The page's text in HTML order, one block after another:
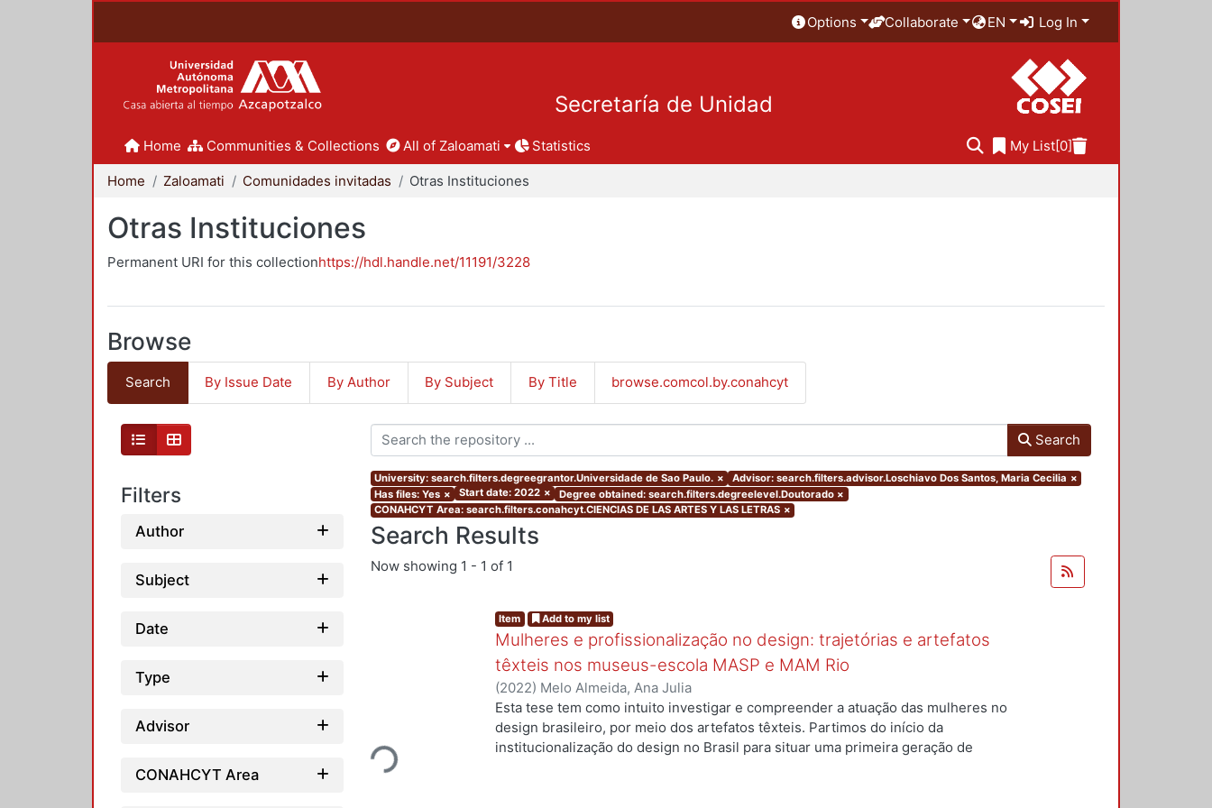
Options Collaborate EN Log In
Secretaría de Unidad
Home Communities & Collections All of Zaloamati Statistics My List[0]
Home Zaloamati Comunidades invitadas Otras Instituciones
Otras Instituciones
Permanent URI for this collectionhttps://hdl.handle.net/11191/3228
Browse
Search By Issue Date By Author By Subject By Title browse.comcol.by.conahcyt
Filters
Author
Subject
Date
Type
Advisor
CONAHCYT Area
Search
University: search.filters.degreegrantor.Universidade de Sao Paulo. × Advisor: search.filters.advisor.Loschiavo Dos Santos, Maria Cecilia ×
Has files: Yes × Start date: 2022 × Degree obtained: search.filters.degreelevel.Doutorado ×
CONAHCYT Area: search.filters.conahcyt.CIENCIAS DE LAS ARTES Y LAS LETRAS ×
Search Results
Now showing 1 - 1 of 1
Loading...
Item Add to my list
Mulheres e profissionalização no design: trajetórias e artefatos
têxteis nos museus-escola MASP e MAM Rio
(2022) Melo Almeida, Ana Julia
Esta tese tem como intuito investigar e compreender a atuação das mulheres no
design brasileiro, por meio dos artefatos têxteis. Partimos do início da
institucionalização do design no Brasil para situar uma primeira geração de